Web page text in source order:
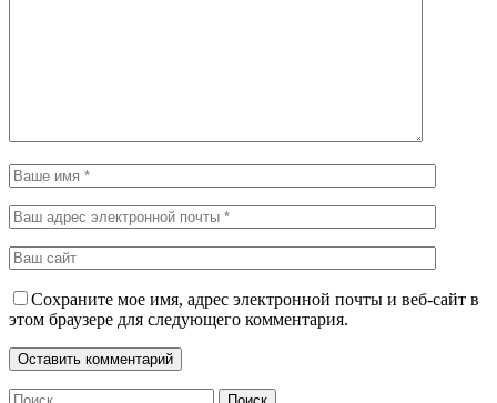
Сохраните мое имя, адрес электронной почты и веб-сайт в
этом браузере для следующего комментария.